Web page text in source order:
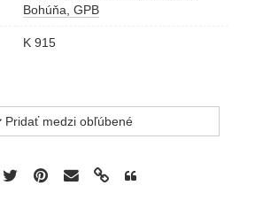
Bohúňa, GPB
K 915
Pridať medzi obľúbené